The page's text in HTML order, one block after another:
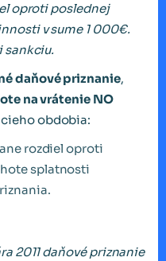
oproti poslednej
v sume 1 000€.
sankciu.
daňové priznanie,
na vrátenie NO
obdobia:
rozdiel oproti
splatnosti
2011 daňové priznanie